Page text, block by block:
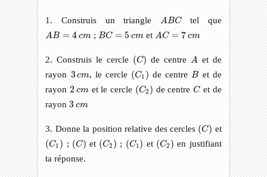
1. Construis un triangle A BC
A BCtel que
A B = 4 cm
A B= m ; BC = 5 cm
BC= cm et AC = 7 cm
A C= cm
2. Construis le cercle (C)
(C) de centre A
A et de
rayon 3 cm
3 , le cercle (C1 )
(C1 ) de centre B
B et de
rayon2 cm
2 et le cercle (C2 )
(C2 ) de centreC
C et de
rayon3 cm
3
3. Donne la position relative des cercles (C)
(C) et
(C1 )
(C1 ) ; (C)
(C) et (C2 )
(C2 ) ; (C1)
(C1 ) et (C2 )
(C2 ) en justifiant
ta réponse.